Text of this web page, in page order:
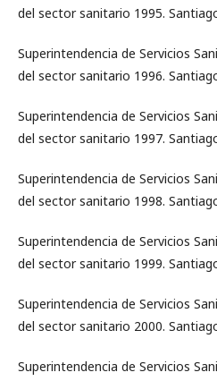
del sector sanitario 1995.
Superintendencia de Servicios
del sector sanitario 1996.
Superintendencia de Servicios
del sector sanitario 1997.
Superintendencia de Servicios
del sector sanitario 1998.
Superintendencia de Servicios
del sector sanitario 1999.
Superintendencia de Servicios
del sector sanitario 2000.
Superintendencia de Servicios